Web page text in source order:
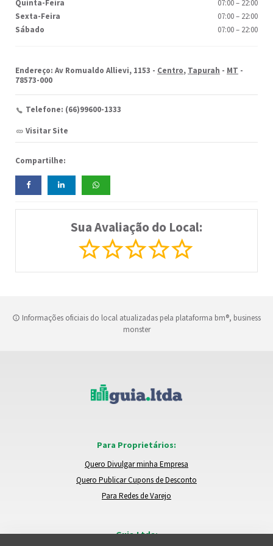
Endereço: Av Romualdo Allievi, 1153 - Centro, Tapurah - MT -
78573-000
Telefone: (66)99600-1333
Visitar Site
Compartilhe:
Sua Avaliação do Local:
Quinta-Feira 07:00– 22:00
Sexta-Feira
07:00– 22:00
Sábado
07:00– 22:00
Informações oficiais do local atualizadas pela plataforma bm®, business
monster
Para Proprietários:
Quero Divulgar minha Empresa
Quero Publicar Cupons de Desconto
Para Redes de Varejo
Guia.Ltda: